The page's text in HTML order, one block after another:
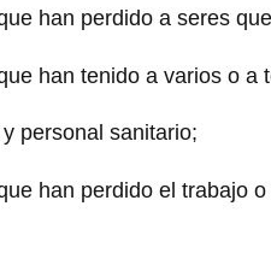
han perdido a seres
han tenido a varios o a
personal sanitario;
han perdido el trabajo